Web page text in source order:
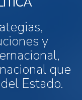
y
que
Estado.